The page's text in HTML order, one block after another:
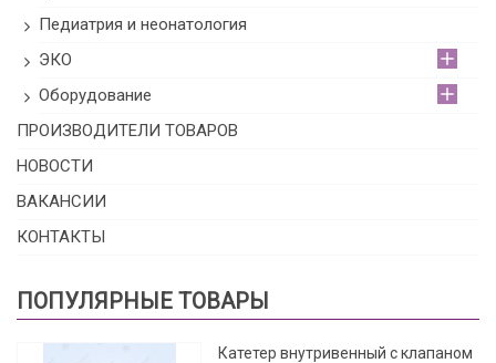
Педиатрия и неонатология
ЭКО
Оборудование
ПРОИЗВОДИТЕЛИ ТОВАРОВ
НОВОСТИ
ВАКАНСИИ
КОНТАКТЫ
ПОПУЛЯРНЫЕ ТОВАРЫ
Катетер внутривенный с клапаном